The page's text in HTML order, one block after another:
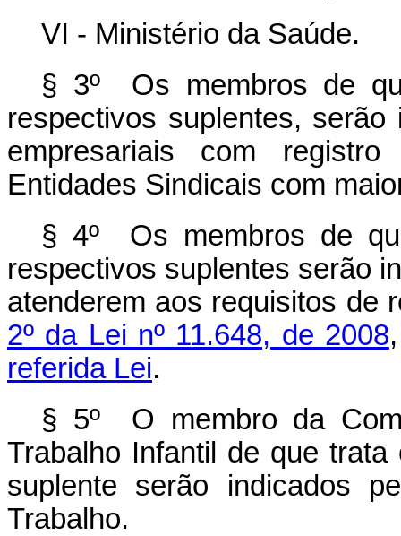
VI - Ministério da Saúde.
§ 3º Os membros de
respectivos suplentes,
empresariais com
Entidades Sindicais com
§ 4º Os membros de
respectivos suplentes serão
atenderem aos requisitos de
2º da Lei nº 11.648, de 2008
referida Lei.
§ 5º O membro da
Trabalho Infantil de que
suplente serão indicados
Trabalho.